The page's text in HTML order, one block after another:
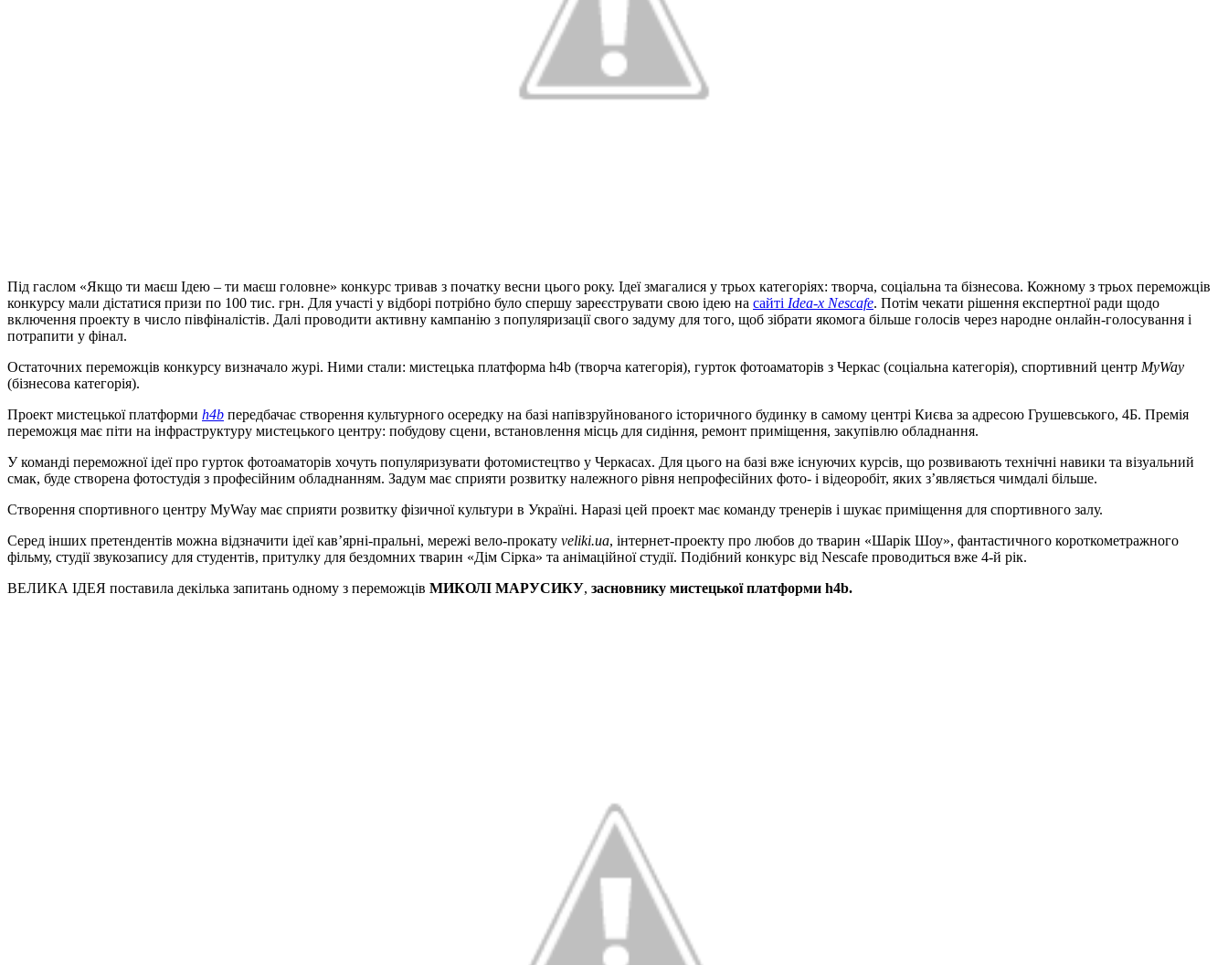
Під гаслом «Якщо ти маєш Ідею – ти маєш головне» конкурс тривав з початку весни цього року. Ідеї змагалися у трьох категоріях: творча, соціальна та бізнесова. Кожному з трьох переможців
конкурсу мали дістатися призи по 100 тис. грн. Для участі у відборі потрібно було спершу зареєструвати свою ідею на сайті Idea-x Nescafe. Потім чекати рішення експертної ради щодо
включення проекту в число півфіналістів. Далі проводити активну кампанію з популяризації свого задуму для того, щоб зібрати якомога більше голосів через народне онлайн-голосування і
потрапити у фінал.
Остаточних переможців конкурсу визначало журі. Ними стали: мистецька платформа h4b (творча категорія), гурток фотоаматорів з Черкас (соціальна категорія), спортивний центр MyWay
(бізнесова категорія).
Проект мистецької платформи h4b передбачає створення культурного осередку на базі напівзруйнованого історичного будинку в самому центрі Києва за адресою Грушевського, 4Б. Премія
переможця має піти на інфраструктуру мистецького центру: побудову сцени, встановлення місць для сидіння, ремонт приміщення, закупівлю обладнання.
У команді переможної ідеї про гурток фотоаматорів хочуть популяризувати фотомистецтво у Черкасах. Для цього на базі вже існуючих курсів, що розвивають технічні навики та візуальний
смак, буде створена фотостудія з професійним обладнанням. Задум має сприяти розвитку належного рівня непрофесійних фото- і відеоробіт, яких з’являється чимдалі більше.
Створення спортивного центру MyWay має сприяти розвитку фізичної культури в Україні. Наразі цей проект має команду тренерів і шукає приміщення для спортивного залу.
Серед інших претендентів можна відзначити ідеї кав’ярні-пральні, мережі вело-прокату veliki.ua, інтернет-проекту про любов до тварин «Шарік Шоу», фантастичного короткометражного
фільму, студії звукозапису для студентів, притулку для бездомних тварин «Дім Сірка» та анімаційної студії. Подібний конкурс від Nescafe проводиться вже 4-й рік.
ВЕЛИКА ІДЕЯ поставила декілька запитань одному з переможців МИКОЛІ МАРУСИКУ, засновнику мистецької платформи h4b.